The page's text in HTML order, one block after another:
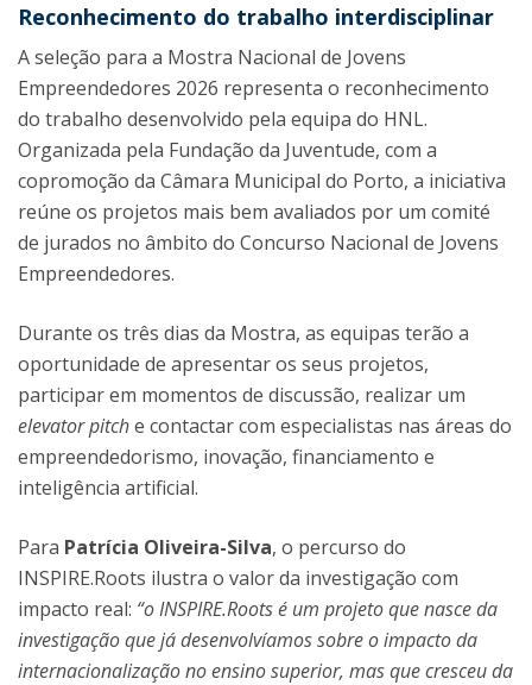
Reconhecimento do trabalho interdisciplinar
A seleção para a Mostra Nacional de Jovens
Empreendedores 2026 representa o reconhecimento
do trabalho desenvolvido pela equipa do HNL.
Organizada pela Fundação da Juventude, com a
copromoção da Câmara Municipal do Porto, a iniciativa
reúne os projetos mais bem avaliados por um comité
de jurados no âmbito do Concurso Nacional de Jovens
Empreendedores.
Durante os três dias da Mostra, as equipas terão a
oportunidade de apresentar os seus projetos,
participar em momentos de discussão, realizar um
elevator pitche contactar com especialistas nas áreas do
empreendedorismo, inovação, financiamento e
inteligência artificial.
Para Patrícia Oliveira-Silva, o percurso do
INSPIRE.Roots ilustra o valor da investigação com
impacto real: “o INSPIRE.Roots é um projeto que nasce da
investigação que já desenvolvíamos sobre o impacto da
internacionalização no ensino superior, mas que cresceu da